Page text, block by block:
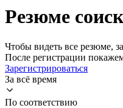
Резюме
Чтобы видеть все резюме,
После регистрации
Зарегистрироваться
За всё время
По соответствию